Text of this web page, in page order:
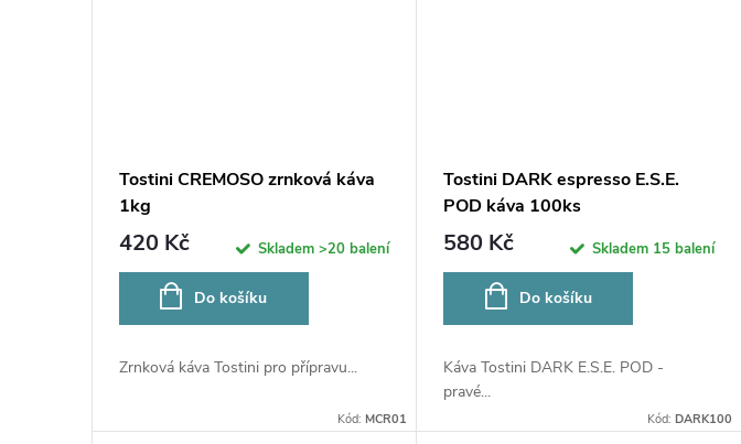
Tostini CREMOSO zrnková káva
1kg
420 Kč Skladem>20 balení
Do košíku
Zrnková káva Tostini pro přípravu...
Kód: MCR01
Tostini DARK espresso E.S.E.
POD káva 100ks
580 Kč Skladem 15 balení
Do košíku
Káva Tostini DARK E.S.E. POD -
pravé...
Kód: DARK100